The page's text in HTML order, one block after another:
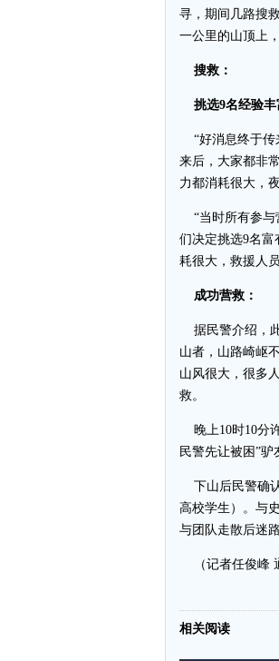
寻，期间几路搜
一公里的山顶上
搜救：
挑选9名经验丰
“好消息终于传
来后，大家都非
力都消耗很大，
“当时所有参与
们决定挑选9名富
耗很大，救援人
成功营救：
据民警介绍，
山者，山路崎岖
山风很大，很多
救。
晚上10时10分
民警先让被困”驴
下山后民警确
高校学生）。与
与团队走散后迷路
（记者任俊峰
相关阅读